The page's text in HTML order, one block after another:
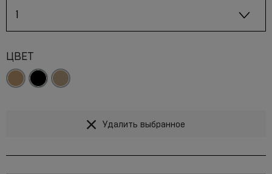
ЦВЕТ
Удалить выбранное